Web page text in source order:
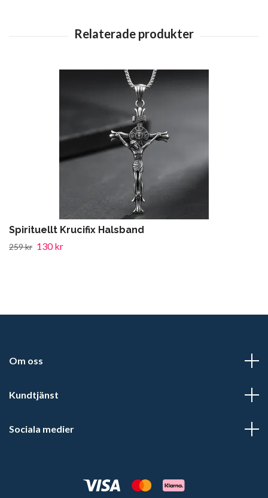
Spirituellt Krucifix Halsband
259 kr 130 kr
Om oss
Kundtjänst
Sociala medier